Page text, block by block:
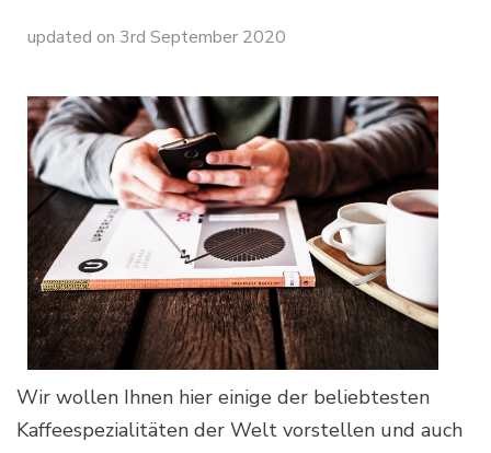
updated on 3rd September 2020
Wir wollen Ihnen hier einige der beliebtesten
Kaffeespezialitäten der Welt vorstellen und auch